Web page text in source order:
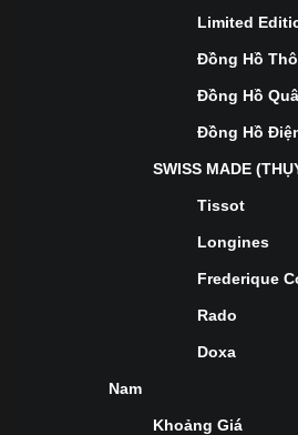
Limited
Đồng Hồ
Đồng Hồ
Đồng Hồ
SWISS MADE
Tissot
Longines
Frederique
Rado
Doxa
Nam
Khoảng Giá